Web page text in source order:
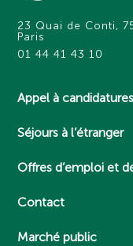
23 Quai de Conti,
Paris
01 44 41 43 10
Appel à candidatures
Séjours à l’étranger
Offres d’emploi et
Contact
Marché public